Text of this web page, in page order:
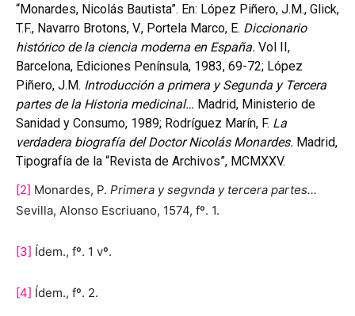
“Monardes, Nicolás Bautista”. En: López Piñero, J.M., Glick,
T.F., Navarro Brotons, V., Portela Marco, E. Diccionario
histórico de la ciencia moderna en España. Vol II,
Barcelona, Ediciones Península, 1983, 69-72; López
Piñero, J.M. Introducción a primera y Segunda y Tercera
partes de la Historia medicinal… Madrid, Ministerio de
Sanidad y Consumo, 1989; Rodríguez Marín, F. La
verdadera biografía del Doctor Nicolás Monardes. Madrid,
Tipografía de la “Revista de Archivos”, MCMXXV.
[2] Monardes, P. Primera y segvnda y tercera partes…
Sevilla, Alonso Escriuano, 1574, fº. 1.
[3] Ídem., fº. 1 vº.
[4] Ídem., fº. 2.